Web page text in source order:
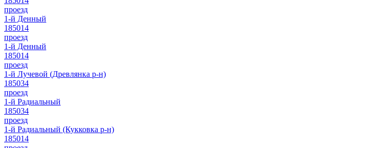
проезд
1-й Денный
185014
проезд
1-й Денный
185014
проезд
1-й Лучевой (Древлянка р-н)
185034
проезд
1-й Радиальный
185034
проезд
1-й Радиальный (Кукковка р-н)
185014